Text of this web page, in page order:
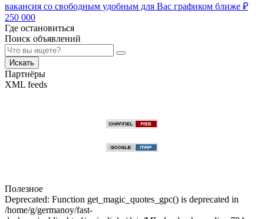
вакансия со свободным удобным для Вас графиком ближе ₽
250 000
Где остановиться
Поиск объявлений
Искать
Партнёры
XML feeds
Полезное
Deprecated: Function get_magic_quotes_gpc() is deprecated in
/home/g/germanoy/fast-